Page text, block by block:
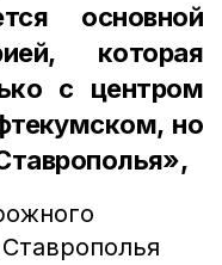
основной
которая
с центром
но